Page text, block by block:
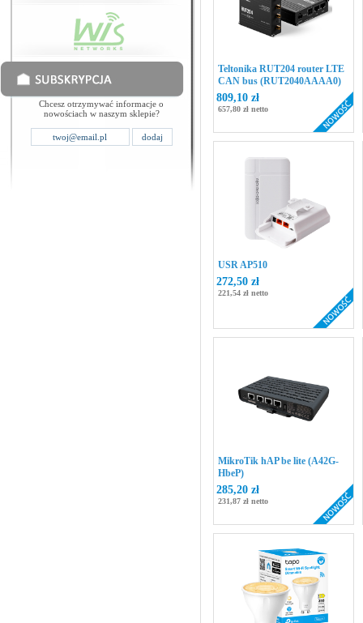
Chcesz otrzymywać informacje o
nowościach w naszym sklepie?
Teltonika RUT204 router LTE
CAN bus (RUT2040AAAA0)
809,10 zł
657,80 zł netto
USR AP510
272,50 zł
221,54 zł netto
MikroTik hAP be lite (A42G-
HbeP)
285,20 zł
231,87 zł netto